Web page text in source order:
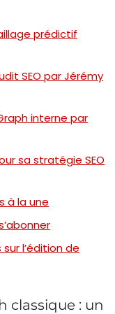
prédictif
SEO par Jérémy
interne par
sa stratégie SEO
à la une
l’édition de
classique : un